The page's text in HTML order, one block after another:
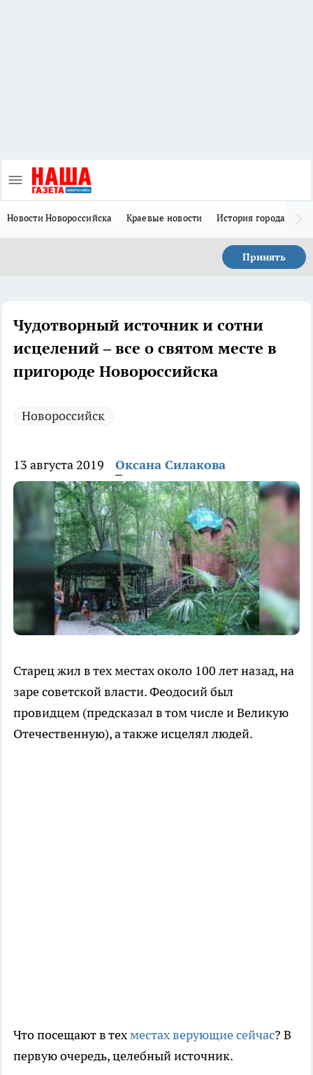
Новости Новороссийска Краевые новости История города Н
Принять
Чудотворный источник и сотни
исцелений – все о святом месте в
пригороде Новороссийска
Новороссийск
13 августа 2019 Оксана Силакова
Старец жил в тех местах около 100 лет назад, на
заре советской власти. Феодосий был
провидцем (предсказал в том числе и Великую
Отечественную), а также исцелял людей.
Что посещают в техместах верующие сейчас? В
первую очередь, целебный источник.